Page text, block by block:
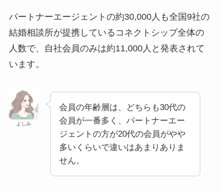
パートナーエージェントの約30,000人も全国9社の
結婚相談所が提携しているコネクトシップ全体の
人数で、自社会員のみは約11,000人と発表されて
います。
よしみ
会員の年齢層は、どちらも30代の
会員が一番多く、パートナーエー
ジェントの方が20代の会員がやや
多いくらいで違いはあまりありま
せん。